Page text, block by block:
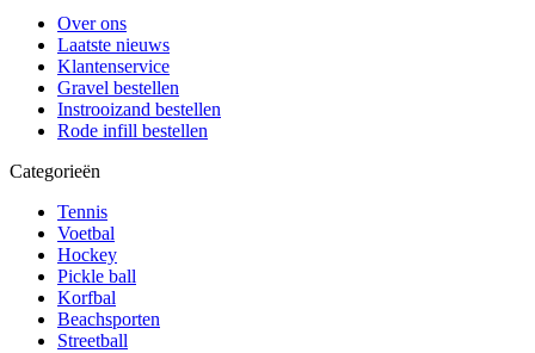
Over ons
Laatste nieuws
Klantenservice
Gravel bestellen
Instrooizand bestellen
Rode infill bestellen
Categorieën
Tennis
Voetbal
Hockey
Pickle ball
Korfbal
Beachsporten
Streetball